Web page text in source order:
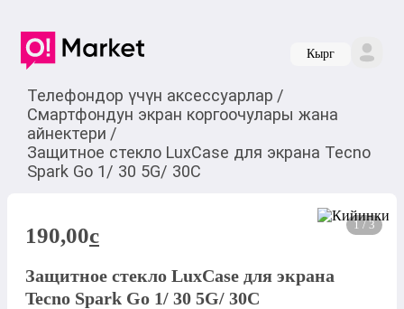
Кырг
Телефондор үчүн аксессуарлар /
Смартфондун экран коргоочулары жана
айнектери /
Защитное стекло LuxCase для экрана Tecno
Spark Gо 1/ 30 5G/ 30C
1 / 3
190,00c
Защитное стекло LuxCase для экрана
Tecno Spark Gо 1/ 30 5G/ 30C